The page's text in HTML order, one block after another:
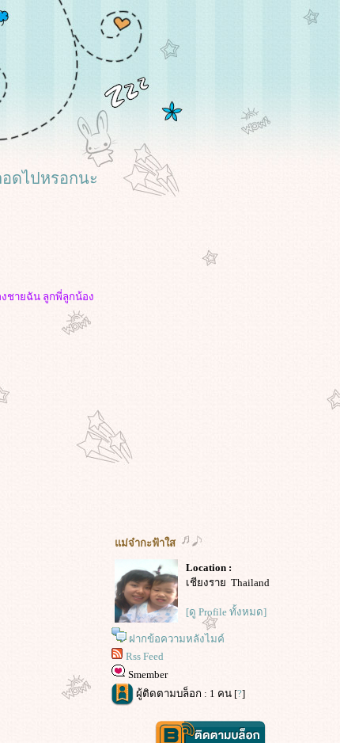
ดไปหรอกนะ
ชายฉัน ลูกพี่ลูกน้อง
ม่จ๋ากะฟ้าใส
Location :
เชียงราย Thailand
[ดู Profile ทั้งหมด]
ฝากข้อความหลังไมค์
Rss Feed
Smember
ผู้ติดตามบล็อก : 1 คน [?]